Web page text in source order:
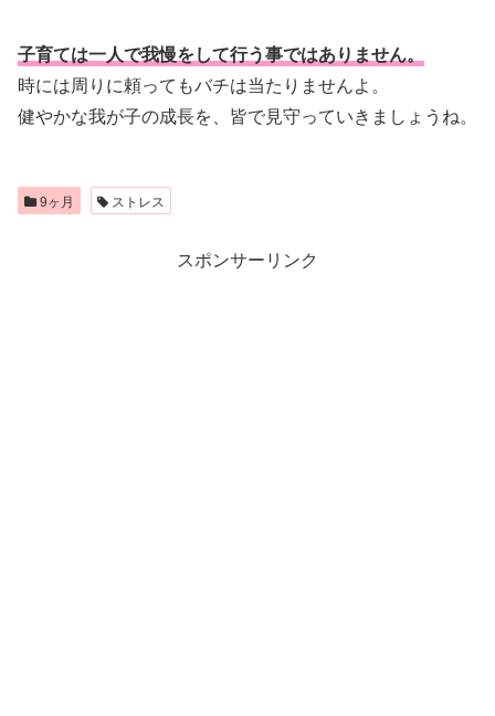
子育ては一人で我慢をして行う事ではありません。
時には周りに頼ってもバチは当たりませんよ。
健やかな我が子の成長を、皆で見守っていきましょうね。
9ヶ月 ストレス
スポンサーリンク